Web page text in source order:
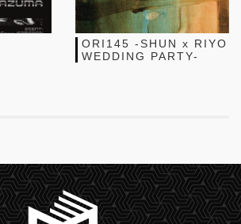
ORI145 -SHUN x RIYO
WEDDING PARTY-